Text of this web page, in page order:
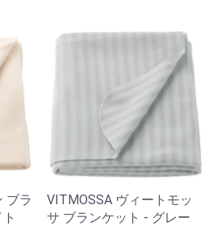
ブラ
VITMOSSA ヴィートモッ
サ ブランケット - グレー